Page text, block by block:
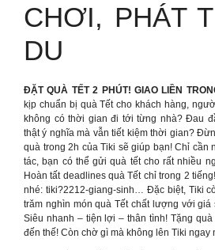
CHƠI, PHÁT
DU
ĐẶT QUÀ TẾT 2 PHÚT! GIAO LIỀN
kịp chuẩn bị quà Tết cho khách hàng,
không có thời gian đi tới từng nhà? Đau
thật ý nghĩa mà vẫn tiết kiệm thời gian?
quà trong 2h của Tiki sẽ giúp bạn! Chỉ cần
tác, bạn có thể gửi quà tết cho rất nhiều
Hoàn tất deadlines quà Tết chỉ trong 2
nhé: tiki?2212-giang-sinh… Đặc biệt, Tiki
trăm nghìn món quà Tết chất lượng với
Siêu nhanh – tiện lợi – thân tình! Tặng
đến thế! Còn chờ gì mà không lên Tiki ngay